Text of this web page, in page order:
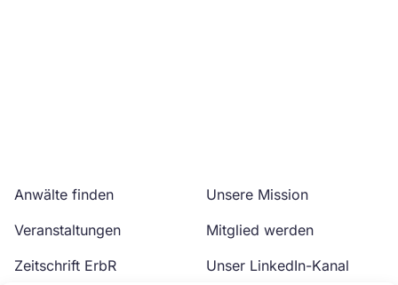
Anwälte finden
Veranstaltungen
Zeitschrift ErbR
Unsere Mission
Mitglied werden
Unser LinkedIn-Kanal